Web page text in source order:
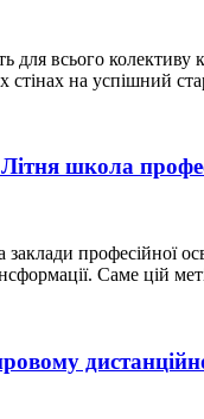
всього
на успішний
школа
професійної
Саме цій